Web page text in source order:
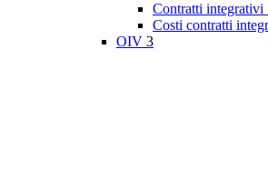
Contratti integrativi
Costi contratti
OIV 3